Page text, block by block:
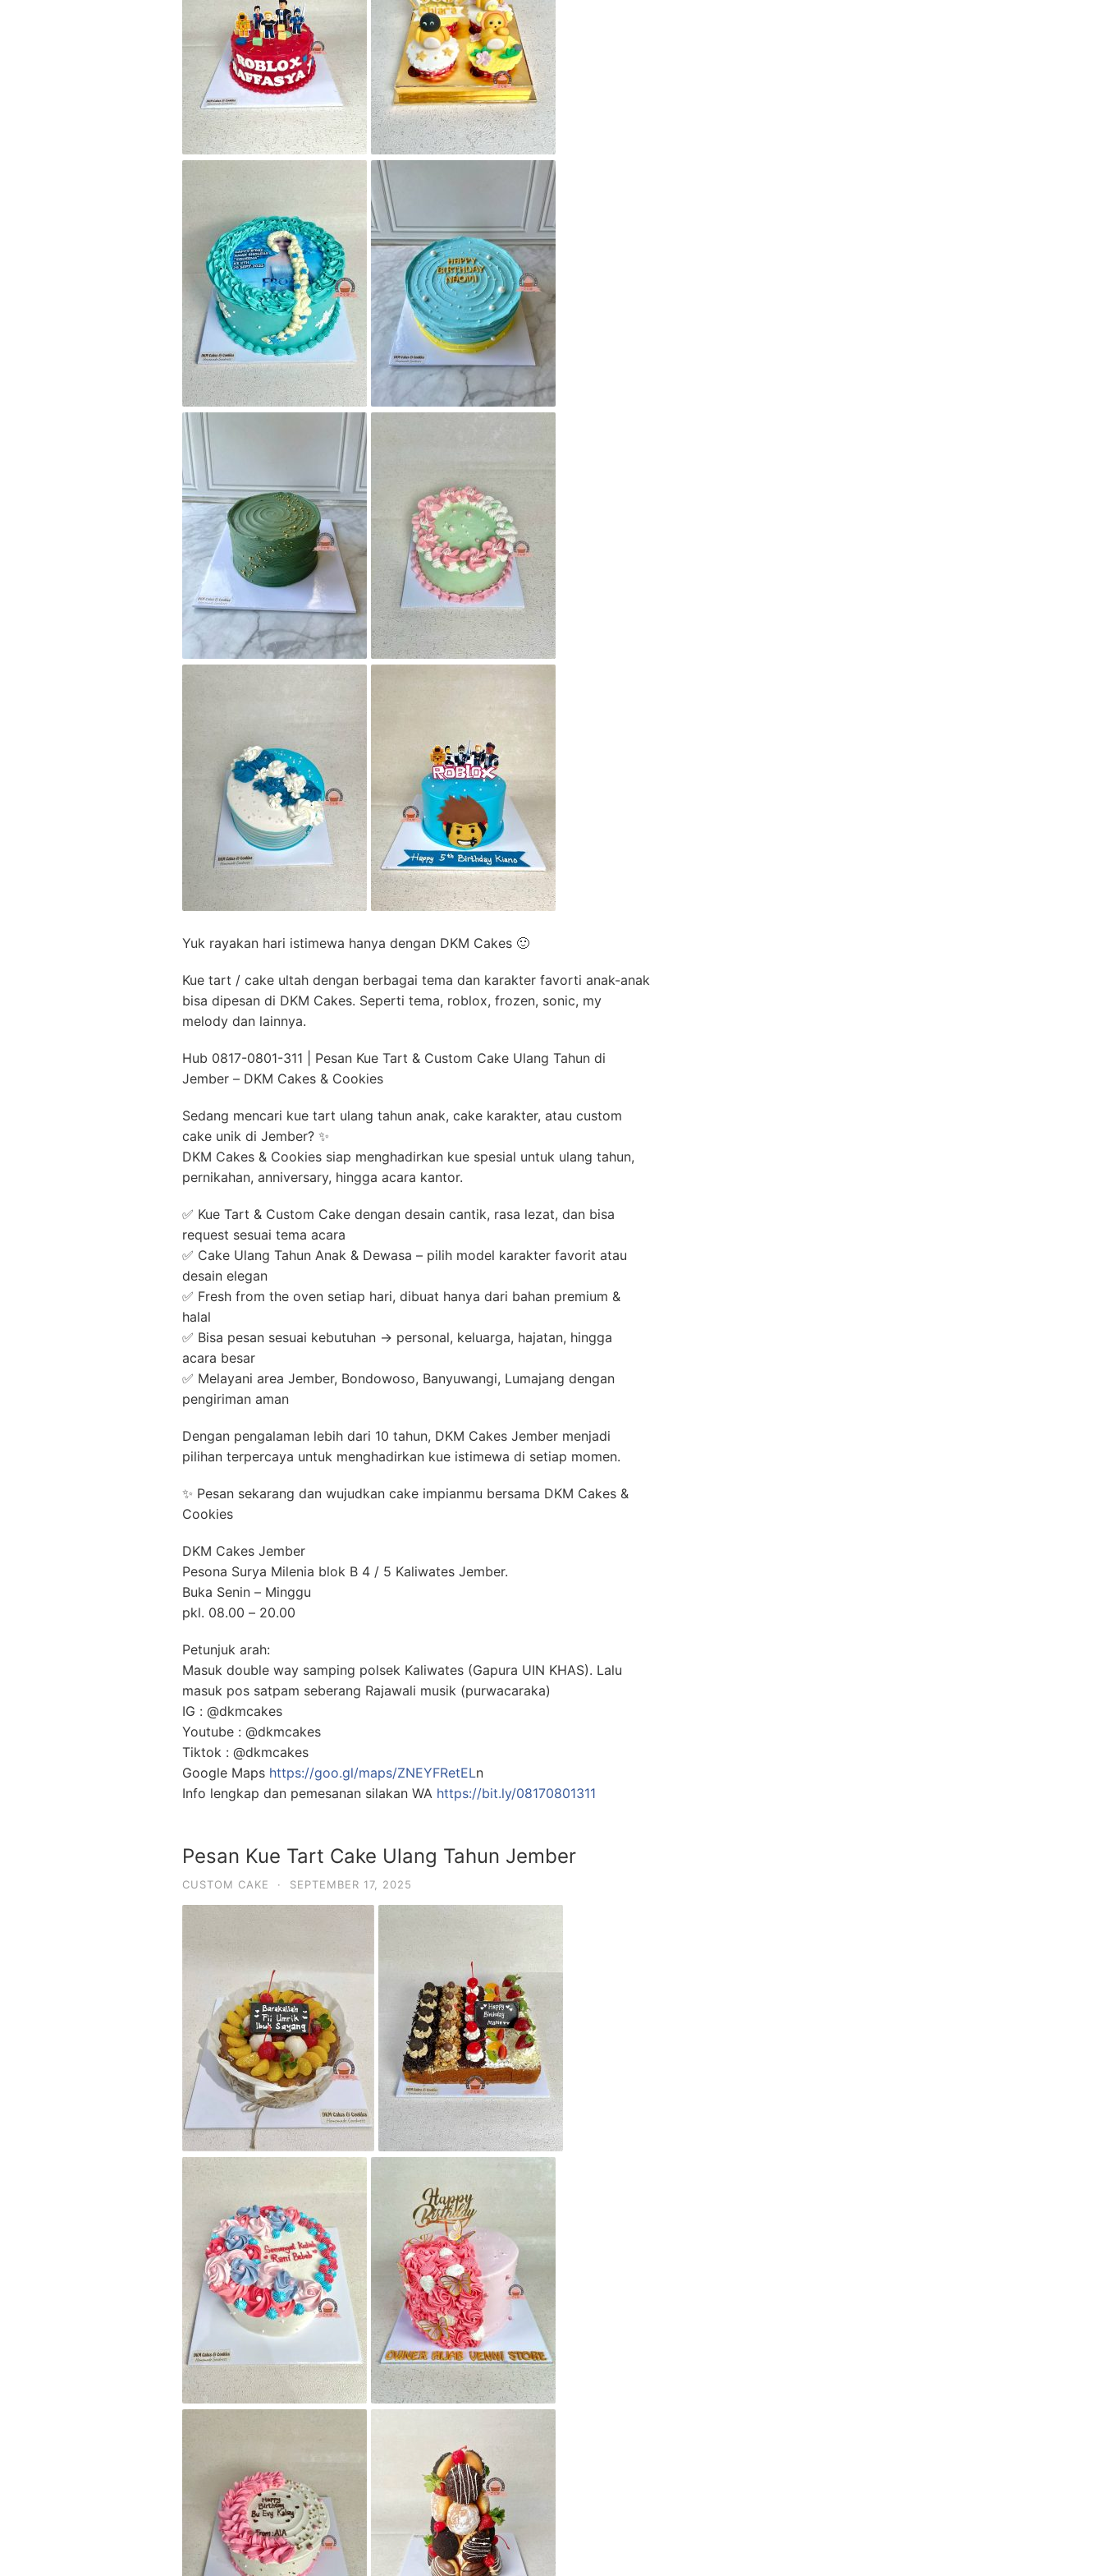
Yuk rayakan hari istimewa hanya dengan DKM Cakes 🙂
Kue tart / cake ultah dengan berbagai tema dan karakter favorti anak-anak
bisa dipesan di DKM Cakes. Seperti tema, roblox, frozen, sonic, my
melody dan lainnya.
Hub 0817-0801-311 | Pesan Kue Tart & Custom Cake Ulang Tahun di
Jember – DKM Cakes & Cookies
Sedang mencari kue tart ulang tahun anak, cake karakter, atau custom
cake unik di Jember? ✨
DKM Cakes & Cookies siap menghadirkan kue spesial untuk ulang tahun,
pernikahan, anniversary, hingga acara kantor.
✅ Kue Tart & Custom Cake dengan desain cantik, rasa lezat, dan bisa
request sesuai tema acara
✅ Cake Ulang Tahun Anak & Dewasa – pilih model karakter favorit atau
desain elegan
✅ Fresh from the oven setiap hari, dibuat hanya dari bahan premium &
halal
✅ Bisa pesan sesuai kebutuhan → personal, keluarga, hajatan, hingga
acara besar
✅ Melayani area Jember, Bondowoso, Banyuwangi, Lumajang dengan
pengiriman aman
Dengan pengalaman lebih dari 10 tahun, DKM Cakes Jember menjadi
pilihan terpercaya untuk menghadirkan kue istimewa di setiap momen.
✨ Pesan sekarang dan wujudkan cake impianmu bersama DKM Cakes &
Cookies
DKM Cakes Jember
Pesona Surya Milenia blok B 4 / 5 Kaliwates Jember.
Buka Senin – Minggu
pkl. 08.00 – 20.00
Petunjuk arah:
Masuk double way samping polsek Kaliwates (Gapura UIN KHAS). Lalu
masuk pos satpam seberang Rajawali musik (purwacaraka)
IG : @dkmcakes
Youtube : @dkmcakes
Tiktok : @dkmcakes
Google Maps https://goo.gl/maps/ZNEYFRetELn
Info lengkap dan pemesanan silakan WA https://bit.ly/08170801311
Pesan Kue Tart Cake Ulang Tahun Jember
CUSTOM CAKE · SEPTEMBER 17, 2025